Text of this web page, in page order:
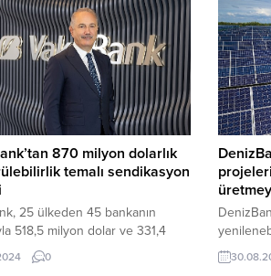
sayısız
870 milyon dolarlık
temalı sendikasyon
25 ülkeden 45 bankanın
518,5 milyon dolar ve 331,4
olmak üzere toplam 870
tutarında sürdürülebilirlik
0
hedefleri
enerjiyi